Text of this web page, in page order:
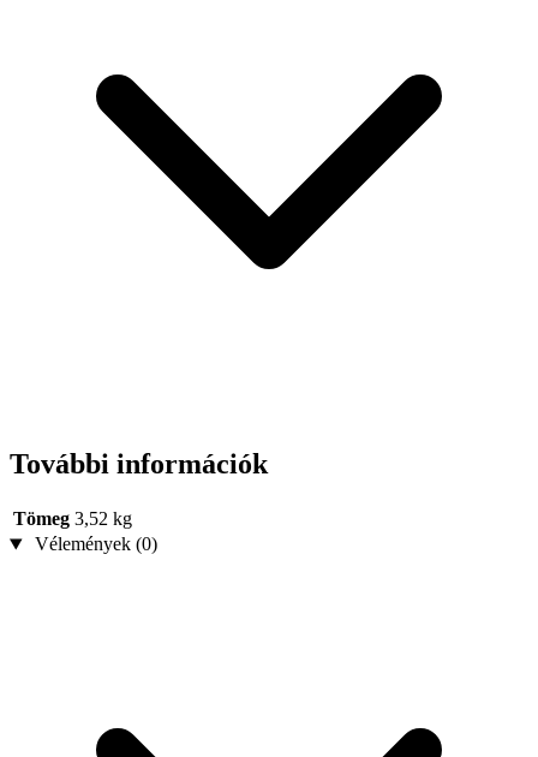
További információk
Tömeg 3,52 kg
Vélemények (0)